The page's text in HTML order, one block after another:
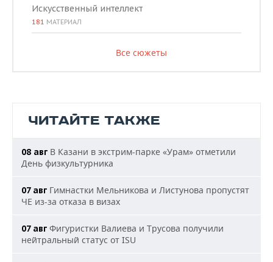
Искусственный интеллект
181 МАТЕРИАЛ
Все сюжеты
ЧИТАЙТЕ ТАКЖЕ
08 авг В Казани в экстрим-парке «Урам» отметили
День физкультурника
07 авг Гимнастки Мельникова и Листунова пропустят
ЧЕ из-за отказа в визах
07 авг Фигуристки Валиева и Трусова получили
нейтральный статус от ISU